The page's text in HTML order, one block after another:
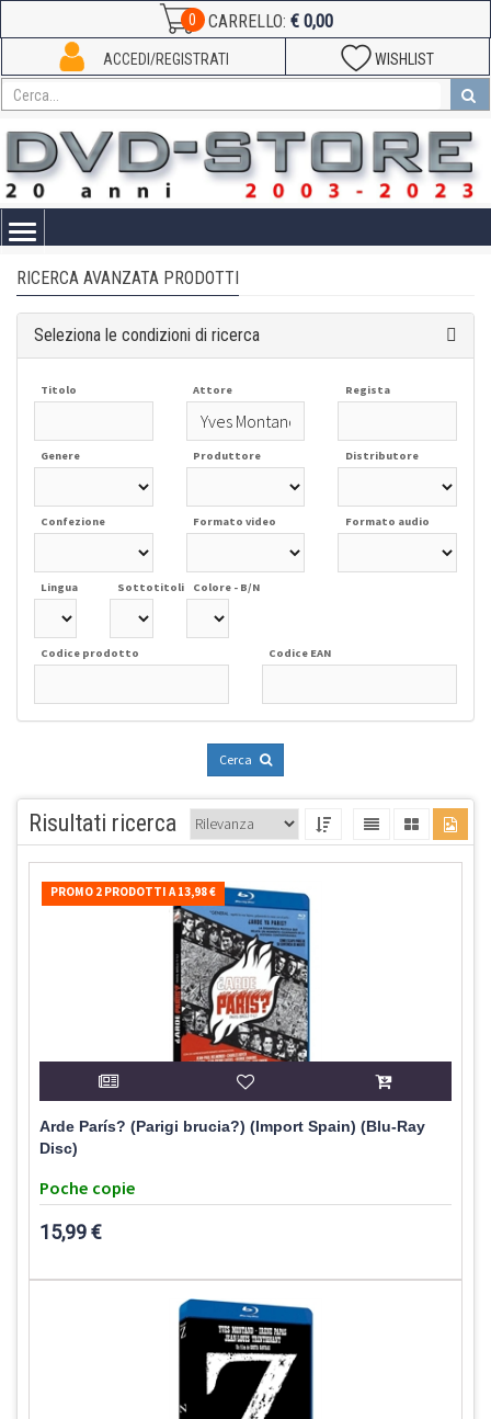
0 CARRELLO: € 0,00
WISHLIST
ACCEDI/REGISTRATI
Toggle
RICERCA AVANZATA PRODOTTI
Seleziona le condizioni di ricerca
Titolo Attore Regista
Genere Produttore Distributore
Confezione Formato video Formato audio
Lingua Sottotitoli Colore - B/N
Codice prodotto Codice EAN
Cerca
Risultati ricerca
PROMO 2 PRODOTTI A 13,98 €
Arde París? (Parigi brucia?) (Import Spain) (Blu-Ray
Disc)
Poche copie
15,99 €